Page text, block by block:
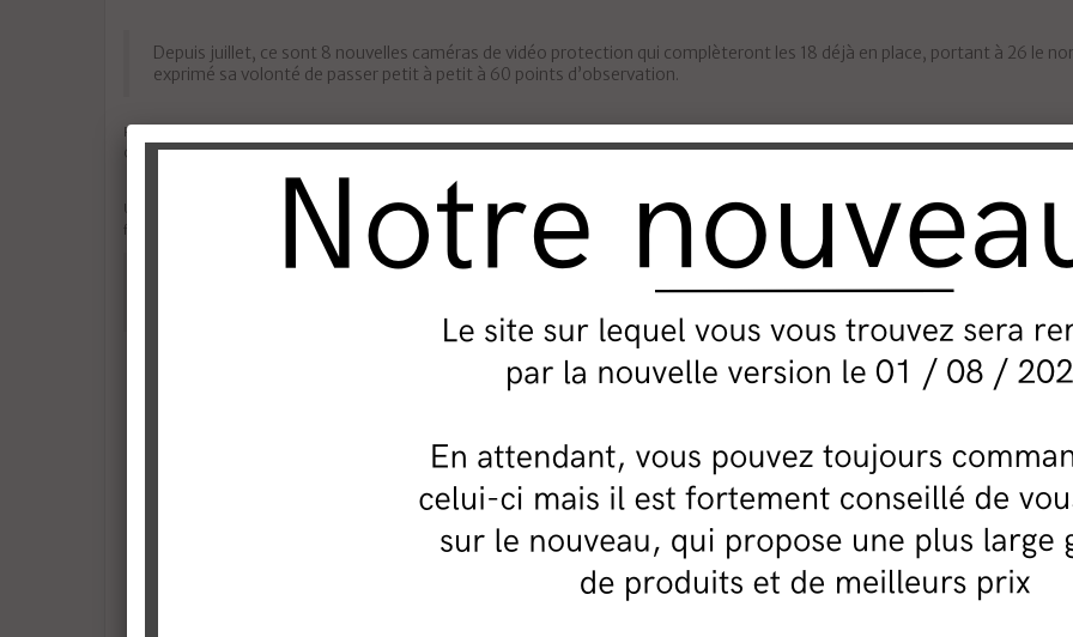
Depuis juillet, ce sont 8 nouvelles caméras de vidéo protection qui complèteront les 18 déjà en place, portant à 26 le
exprimé sa volonté de passer petit à petit à 60 points d’observation.
Pour cette dernière phase d'équipement, le choix de l’équipe municipale s’est porté sur des
Chaque caméra donnera lieu à un enregistrement conservé pendant 30 jours.
Une équipe de 9 policiers municipaux, spécialement formés, se relaient au poste de surveillance générale. Les caméras permettent à leurs
facilement les fauteurs de troubles.
Comme toutes les capitales, fussent-elles dans l’Océan Pacifique, Papeete est victime d’incivilités et délinquance et